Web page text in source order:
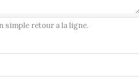
simple retour a la ligne.